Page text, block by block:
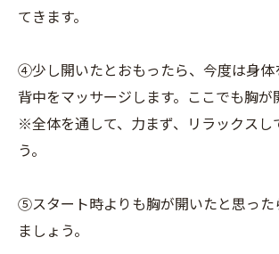
てきます。
④少し開いたとおもったら、今度は身体
背中をマッサージします。ここでも胸が
※全体を通して、力まず、リラックスし
う。
⑤スタート時よりも胸が開いたと思った
ましょう。